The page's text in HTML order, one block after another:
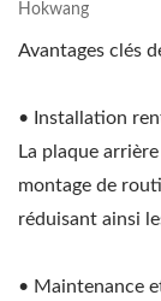
Hokwang
Avantages clés
• Installation
La plaque
montage de
réduisant ainsi
• Maintenance